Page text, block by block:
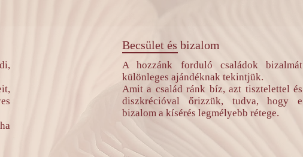
Becsület és bizalom
A hozzánk forduló családok bizalmát
különleges ajándéknak tekintjük.
Amit a család ránk bíz, azt tisztelettel és
diszkrécióval őrizzük, tudva, hogy e
bizalom a kísérés legmélyebb rétege.